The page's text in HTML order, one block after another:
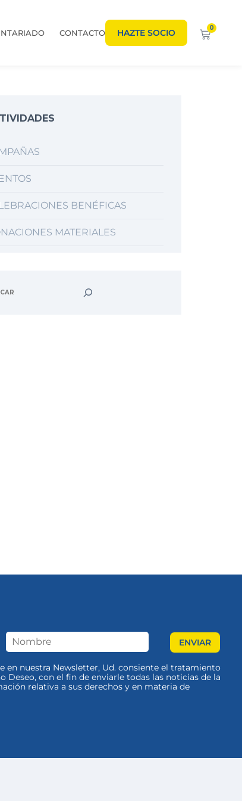
CONTACTO HAZTE SOCIO 0
BENÉFICAS
MATERIALES
en nuestra Newsletter, Ud. consiente el tratamiento
Deseo, con el fin de enviarle todas las noticias de la
relativa a sus derechos y en materia de